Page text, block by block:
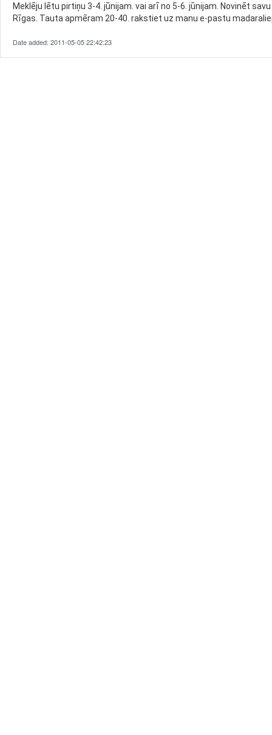
Meklēju lētu pirtiņu 3-4. jūnijam. vai arī no 5-6. jūnijam. Novinēt
Rīgas. Tauta apmēram 20-40. rakstiet uz manu e-pastu
Date added: 2011-05-05 22:42:23